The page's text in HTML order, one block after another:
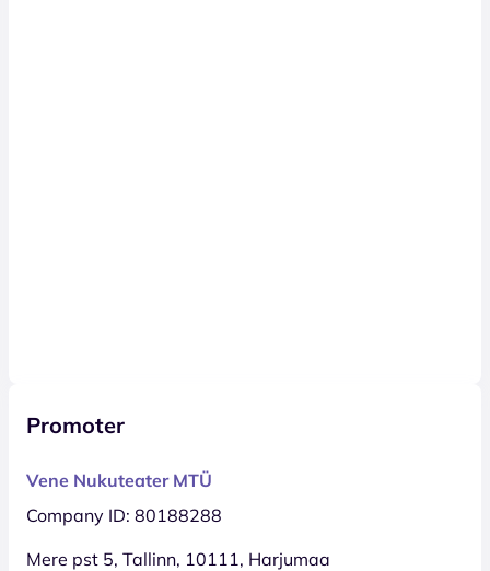
Promoter
Vene Nukuteater MTÜ
Company ID: 80188288
Mere pst 5, Tallinn, 10111, Harjumaa